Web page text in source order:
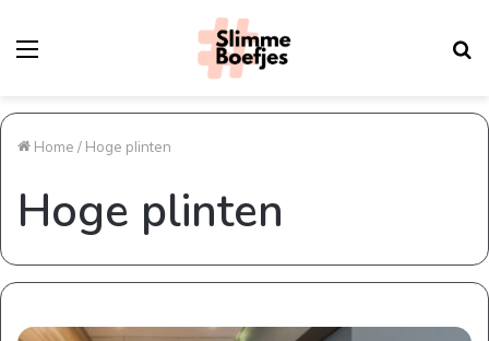
Home / Hoge plinten
Hoge plinten